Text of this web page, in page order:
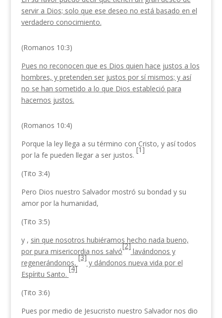
servir a Dios; solo que ese deseo no está basado en el
verdadero conocimiento.
(Romanos 10:3)
Pues no reconocen que es Dios quien hace justos a los
hombres, y pretenden ser justos por sí mismos; y así
no se han sometido a lo que Dios estableció para
hacernos justos.
(Romanos 10:4)
Porque la ley llega a su término con Cristo, y así todos
por la fe pueden llegar a ser justos.
[1]
(Tito 3:4)
Pero Dios nuestro Salvador mostró su bondad y su
amor por la humanidad,
(Tito 3:5)
y , sin que nosotros hubiéramos hecho nada bueno,
por pura misericordia nos salvó
[2]
lavándonos y
regenerándonos,
[3]
y dándonos nueva vida por el
Espíritu Santo.
[4]
(Tito 3:6)
Pues por medio de Jesucristo nuestro Salvador nos dio